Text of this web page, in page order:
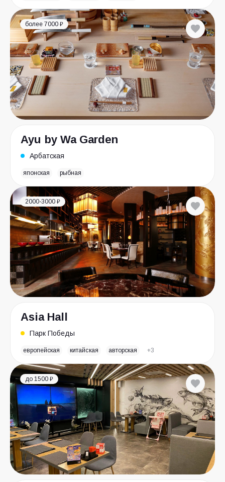
более 7000 ₽
Ayu by Wa Garden
Арбатская
японская рыбная
2000-3000 ₽
Asia Hall
Парк Победы
европейская китайская авторская +3
до 1500 ₽